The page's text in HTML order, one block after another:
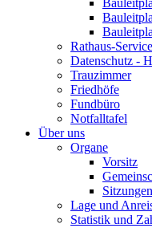
Rathaus-
Datenschutz -
Trauzimmer
Friedhöfe
Fundbüro
Notfalltafel
Über uns
Organe
Vorsitz
Sitzungen
Lage und
Statistik und